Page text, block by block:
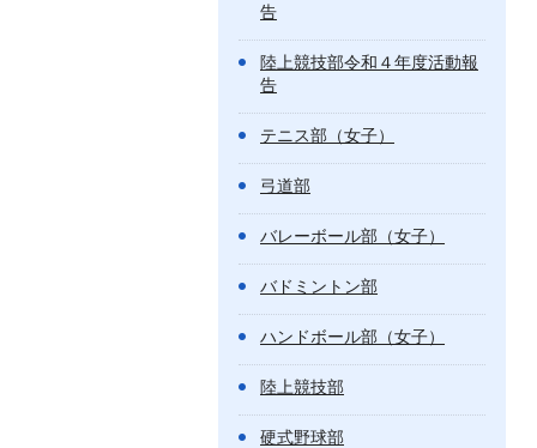
告
陸上競技部令和４年度活動報
告
テニス部（女子）
弓道部
バレーボール部（女子）
バドミントン部
ハンドボール部（女子）
陸上競技部
硬式野球部